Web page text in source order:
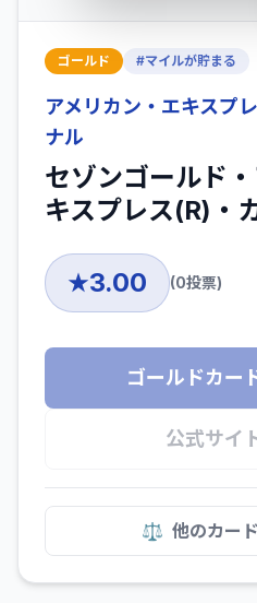
ゴールド #マイルが貯まる
アメリカン・エキスプ
ナル
セゾンゴールド
キスプレス(R)・
★3.00 (0投票)
ゴールドカー
公式サイ
⚖️ 他のカー